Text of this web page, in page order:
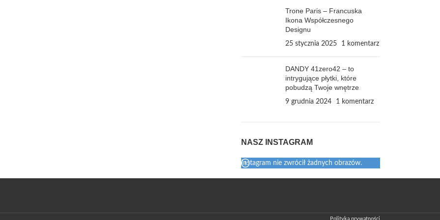
Trone Paris – Francuska
Ikona Współczesnego
Designu
25 stycznia 2025 1 komentarz
DANDY 41zero42 – to
intrygujące płytki, które
pobudzą Twoje wnętrze
9 grudnia 2024 1 komentarz
NASZ INSTAGRAM
Instagram nie zwrócił żadnych obrazów.
Polityka prywatności